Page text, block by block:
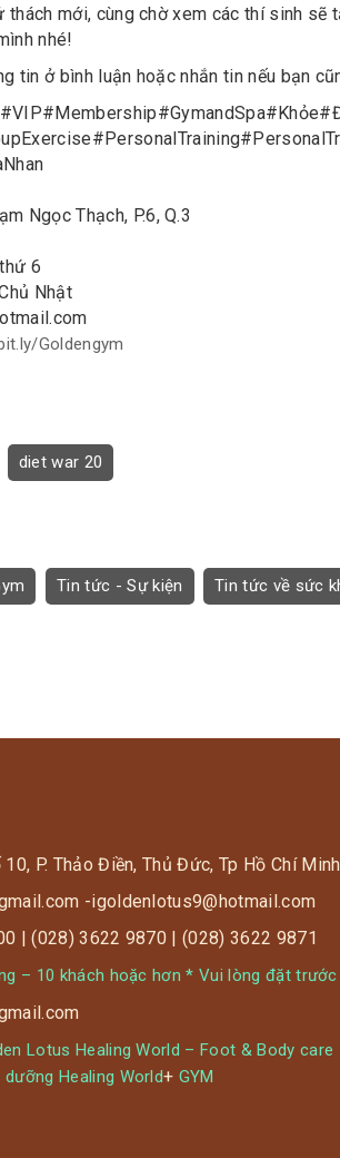
thách mới, cùng chờ xem các thí sinh
nhé!
tin ở bình luận hoặc nhắn tin nếu bạn
#VIP#Membership#GymandSpa#Khỏe#
#PersonalTraining#
Ngọc Thạch, P.6, Q.3
6
Nhật
Goldengym
diet war 20
Tin tức - Sự kiện Tin tức về sức
P. Thảo Điền, Thủ Đức, Tp Hồ Chí Minh
-igoldenlotus9@hotmail.com
| (028) 3622 9870 | (028) 3622 9871
– 10 khách hoặc hơn * Vui lòng đặt trước
Lotus Healing World – Foot & Body care
dưỡng Healing World+ GYM